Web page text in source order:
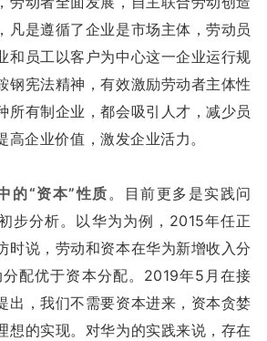
凡是遵循了企业是市场主体，劳动员
和员工以客户为中心这一企业运行规
钢宪法精神，有效激励劳动者主体性
所有制企业，都会吸引人才，减少员
高企业价值，激发企业活力。
的“资本”性质。目前更多是实践问
步分析。以华为为例，2015年任正
时说，劳动和资本在华为新增收入分
配优于资本分配。2019年5月在接
出，我们不需要资本进来，资本贪婪
想的实现。对华为的实践来说，存在